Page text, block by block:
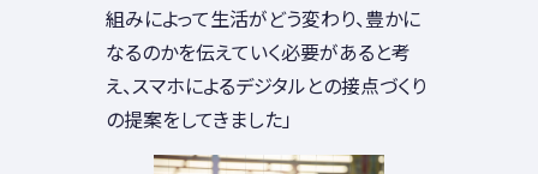
組みによって生活がどう変わり、豊かに
なるのかを伝えていく必要があると考
え、スマホによるデジタルとの接点づくり
の提案をしてきました」